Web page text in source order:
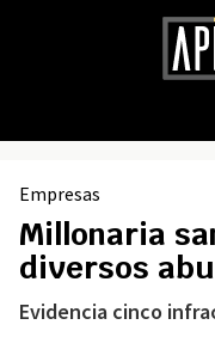
Empresas
Millonaria
diversos
Evidencia cinco